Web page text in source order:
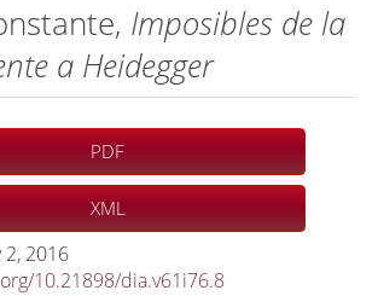
Imposibles de la
a Heidegger
PDF
XML
2, 2016
10.21898/dia.v61i76.8